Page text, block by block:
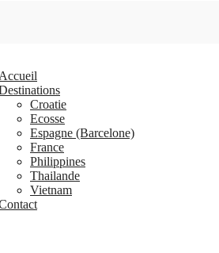
Accueil
Croatie
Ecosse
Espagne (Barcelone)
France
Philippines
Thailande
Vietnam